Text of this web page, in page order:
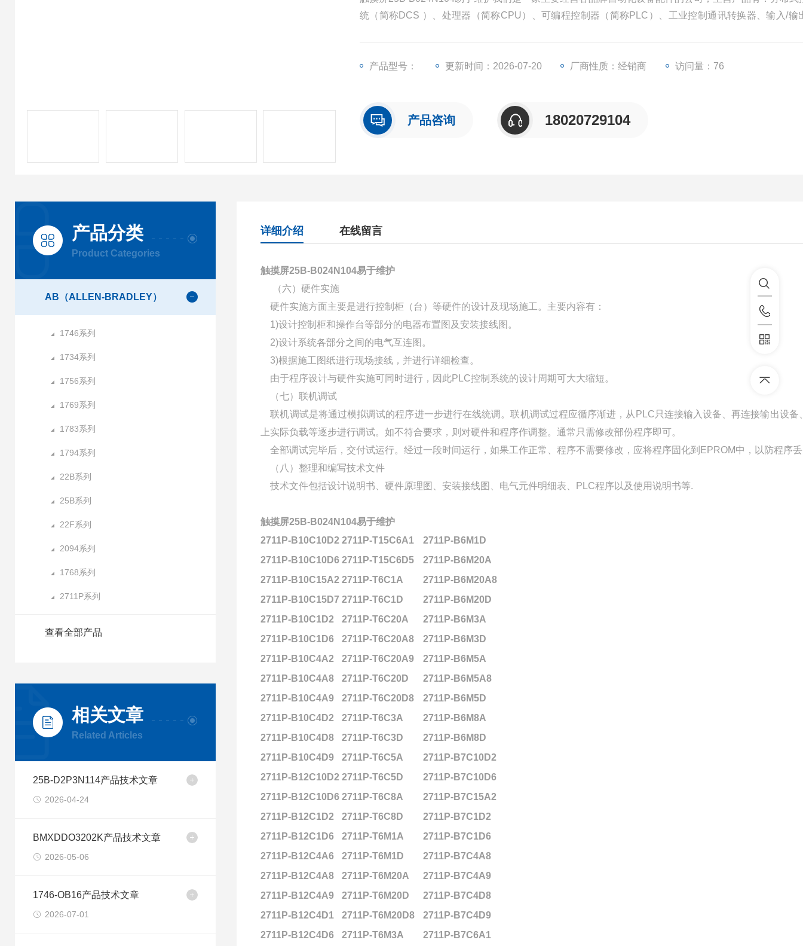
统（简称DCS ）、处理器（简称CPU）、可编程控制器（简称PLC）、工业控制通讯转换器、输入/输
产品型号： 更新时间：2026-07-20 厂商性质：经销商 访问量：76
产品咨询 18020729104
产品分类
Product Categories
AB（ALLEN-BRADLEY）
1746系列
1734系列
1756系列
1769系列
1783系列
1794系列
22B系列
25B系列
22F系列
2094系列
1768系列
2711P系列
查看全部产品
相关文章
Related Articles
25B-D2P3N114产品技术文章
2026-04-24
BMXDDO3202K产品技术文章
2026-05-06
1746-OB16产品技术文章
2026-07-01
详细介绍 在线留言
触摸屏25B-B024N104易于维护
（六）硬件实施
硬件实施方面主要是进行控制柜（台）等硬件的设计及现场施工。主要内容有：
1)设计控制柜和操作台等部分的电器布置图及安装接线图。
2)设计系统各部分之间的电气互连图。
3)根据施工图纸进行现场接线，并进行详细检查。
由于程序设计与硬件实施可同时进行，因此PLC控制系统的设计周期可大大缩短。
（七）联机调试
联机调试是将通过模拟调试的程序进一步进行在线统调。联机调试过程应循序渐进，从PLC只连接输入设备、再连接输出设备
上实际负载等逐步进行调试。如不符合要求，则对硬件和程序作调整。通常只需修改部份程序即可。
全部调试完毕后，交付试运行。经过一段时间运行，如果工作正常、程序不需要修改，应将程序固化到EPROM中，以防程序
（八）整理和编写技术文件
技术文件包括设计说明书、硬件原理图、安装接线图、电气元件明细表、PLC程序以及使用说明书等.
触摸屏25B-B024N104易于维护
2711P-B10C10D2 2711P-T15C6A1
2711P-B6M1D
2711P-B10C10D6 2711P-T15C6D5
2711P-B6M20A
2711P-B10C15A2 2711P-T6C1A
2711P-B6M20A8
2711P-B10C15D7 2711P-T6C1D
2711P-B6M20D
2711P-B10C1D2
2711P-T6C20A
2711P-B6M3A
2711P-B10C1D6
2711P-T6C20A8
2711P-B6M3D
2711P-B10C4A2
2711P-T6C20A9
2711P-B6M5A
2711P-B10C4A8
2711P-T6C20D
2711P-B6M5A8
2711P-B10C4A9
2711P-T6C20D8
2711P-B6M5D
2711P-B10C4D2
2711P-T6C3A
2711P-B6M8A
2711P-B10C4D8
2711P-T6C3D
2711P-B6M8D
2711P-B10C4D9
2711P-T6C5A
2711P-B7C10D2
2711P-B12C10D2 2711P-T6C5D
2711P-B7C10D6
2711P-B12C10D6 2711P-T6C8A
2711P-B7C15A2
2711P-B12C1D2
2711P-T6C8D
2711P-B7C1D2
2711P-B12C1D6
2711P-T6M1A
2711P-B7C1D6
2711P-B12C4A6
2711P-T6M1D
2711P-B7C4A8
2711P-B12C4A8
2711P-T6M20A
2711P-B7C4A9
2711P-B12C4A9
2711P-T6M20D
2711P-B7C4D8
2711P-B12C4D1
2711P-T6M20D8
2711P-B7C4D9
2711P-B12C4D6
2711P-T6M3A 2711P-B7C6A1